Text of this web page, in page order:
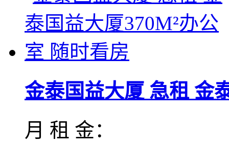
金泰国益大厦 急租 金
月 租 金：